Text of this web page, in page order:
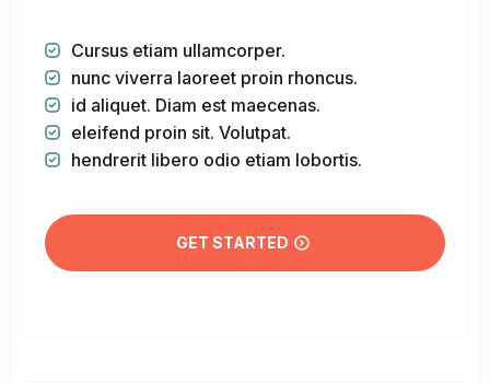
Cursus etiam ullamcorper.
nunc viverra laoreet proin rhoncus.
id aliquet. Diam est maecenas.
eleifend proin sit. Volutpat.
hendrerit libero odio etiam lobortis.
GET STARTED